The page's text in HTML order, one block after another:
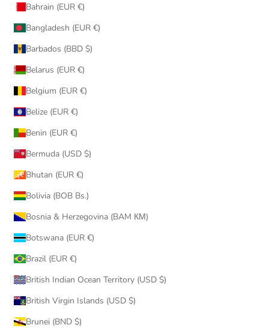
Bahrain (EUR €)
Bangladesh (EUR €)
Barbados (BBD $)
Belarus (EUR €)
Belgium (EUR €)
Belize (EUR €)
Benin (EUR €)
Bermuda (USD $)
Bhutan (EUR €)
Bolivia (BOB Bs.)
Bosnia & Herzegovina (BAM КМ)
Botswana (EUR €)
Brazil (EUR €)
British Indian Ocean Territory (USD $)
British Virgin Islands (USD $)
Brunei (BND $)